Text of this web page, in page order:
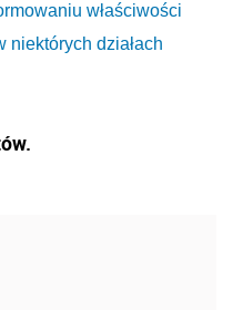
właściwości
niektórych działach